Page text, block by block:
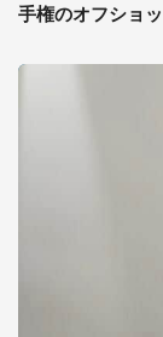
手権のオフショ